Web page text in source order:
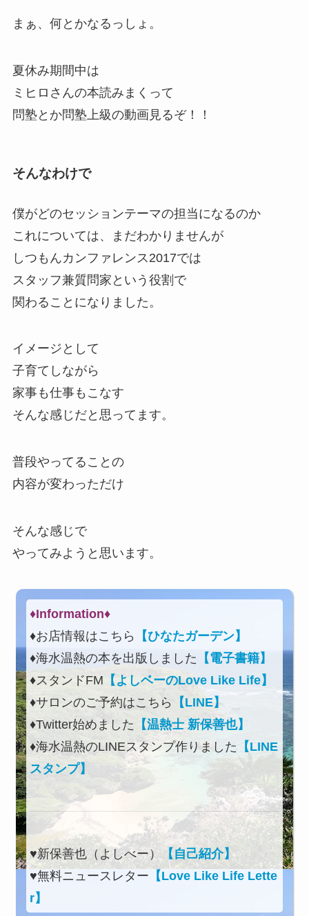
まぁ、何とかなるっしょ。
夏休み期間中は
ミヒロさんの本読みまくって
問塾とか問塾上級の動画見るぞ！！
そんなわけで
僕がどのセッションテーマの担当になるのか
これについては、まだわかりませんが
しつもんカンファレンス2017では
スタッフ兼質問家という役割で
関わることになりました。
イメージとして
子育てしながら
家事も仕事もこなす
そんな感じだと思ってます。
普段やってることの
内容が変わっただけ
そんな感じで
やってみようと思います。
♦Information♦︎
♦お店情報はこちら
【ひなたガーデン】
♦海水温熱の本を出版しました 【電子書籍】
♦スタンドFM 【よしベーのLove Like Life】
♦サロンのご予約はこちら
【LINE】
♦Twitter始めました 【温熱士 新保善也】
♦海水温熱のLINEスタンプ作りました 【LINE
スタンプ】
♥新保善也（よしべー） 【自己紹介】
♥無料ニュースレター 【Love Like Life Lette
r】